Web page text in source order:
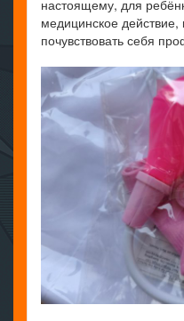
настоящему, для
медицинское действие,
почувствовать себя